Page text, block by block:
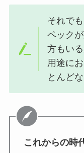
それで
ペック
方もい
用途に
とんど
これからの時